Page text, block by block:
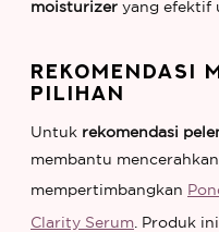
moisturizer yang efektif
REKOMENDASI
PILIHAN
Untuk rekomendasi
membantu
mempertimbangkan
Clarity Serum . Produk